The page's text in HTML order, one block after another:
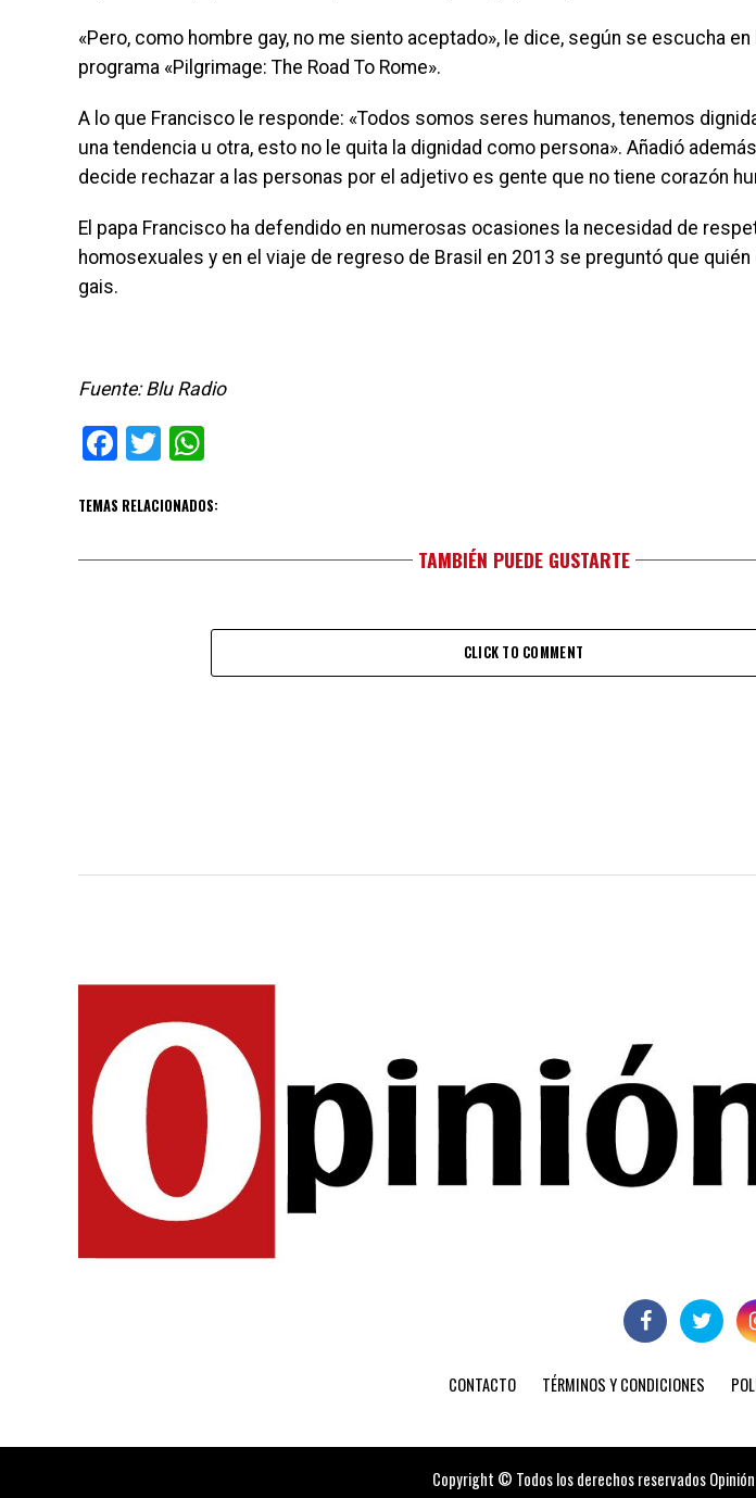
«Pero, como hombre gay, no me siento aceptado», le dice, según se escucha en
programa «Pilgrimage: The Road To Rome».
A lo que Francisco le responde: «Todos somos seres humanos, tenemos
una tendencia u otra, esto no le quita la dignidad como persona». Añadió
decide rechazar a las personas por el adjetivo es gente que no tiene corazón
El papa Francisco ha defendido en numerosas ocasiones la necesidad de
homosexuales y en el viaje de regreso de Brasil en 2013 se preguntó que quién
gais.
Fuente: Blu Radio
Facebook
Twitter
TEMAS RELACIONADOS:
TAMBIÉN PUEDE GUSTARTE
CLICK TO COMMENT
CONTACTO TÉRMINOS Y CONDICIONES
Copyright © Todos los derechos reservados